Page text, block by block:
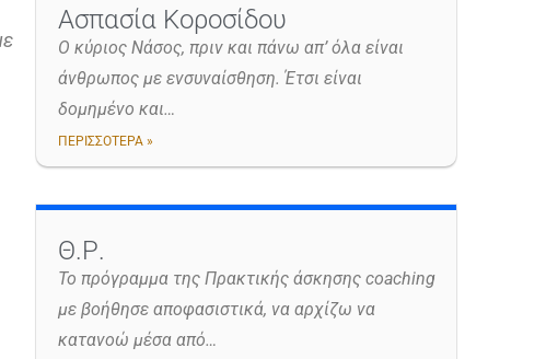
Ασπασία Κοροσίδου
Ο κύριος Νάσος, πριν και πάνω απ’ όλα είναι
άνθρωπος με ενσυναίσθηση. Έτσι είναι
δομημένο και…
ΠΕΡΙΣΣΟΤΕΡΑ »
Θ.Ρ.
Το πρόγραμμα της Πρακτικής άσκησης coaching
με βοήθησε αποφασιστικά, να αρχίζω να
κατανοώ μέσα από…